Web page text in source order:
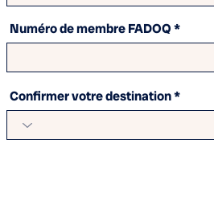
Numéro de membre FADOQ
Confirmer votre destination